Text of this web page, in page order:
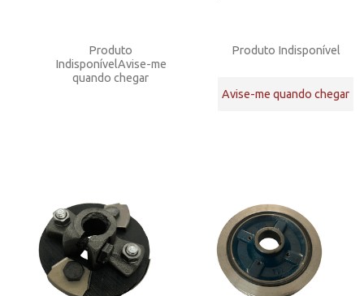
Produto
IndisponívelAvise-me
quando chegar
Produto Indisponível
Avise-me quando chegar